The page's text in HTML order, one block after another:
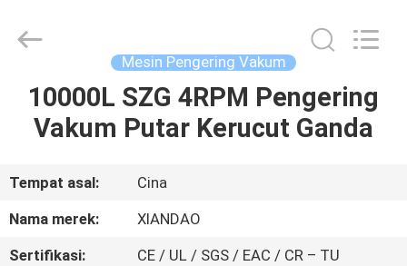
RUMAH
TENTANG
KAMI
Technology
Reserved.
Mesin Pengering Vakum
10000L SZG 4RPM Pengering
Vakum Putar Kerucut Ganda
Tempat asal:
Cina
Nama merek:
XIANDAO
Sertifikasi:
CE / UL / SGS / EAC / CR – TU